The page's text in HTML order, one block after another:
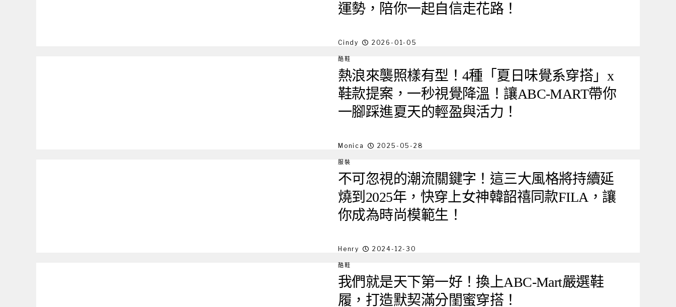
運勢，陪你一起自信走花路！
Cindy 2026-01-05
酷鞋
熱浪來襲照樣有型！4種「夏日味覺系穿搭」x
鞋款提案，一秒視覺降溫！讓ABC-MART帶你
一腳踩進夏天的輕盈與活力！
Monica 2025-05-28
服裝
不可忽視的潮流關鍵字！這三大風格將持續延
燒到2025年，快穿上女神韓韶禧同款FILA，讓
你成為時尚模範生！
Henry 2024-12-30
酷鞋
我們就是天下第一好！換上ABC-Mart嚴選鞋
履，打造默契滿分閨蜜穿搭！